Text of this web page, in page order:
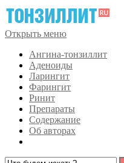
Открыть меню
Ангина-тонзиллит
Аденоиды
Ларингит
Фарингит
Ринит
Препараты
Содержание
Об авторах